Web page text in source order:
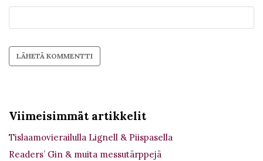
Viimeisimmät artikkelit
Tislaamovierailulla Lignell & Piispasella
Readers’ Gin & muita messutärppejä